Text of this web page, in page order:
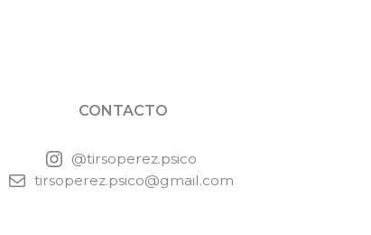
CONTACTO
@tirsoperez.psico
tirsoperez.psico@gmail.com